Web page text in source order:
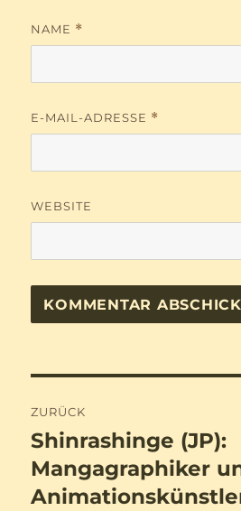
NAME *
E-MAIL-ADRESSE *
WEBSITE
ZURÜCK
Vorheriger
Beitrag:
Shinrashinge (JP):
Mangagraphiker